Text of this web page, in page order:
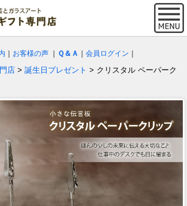
お客様の声 Ｑ＆Ａ 会員ログイン
店 > 誕生日プレゼント > クリスタル ペーパーク